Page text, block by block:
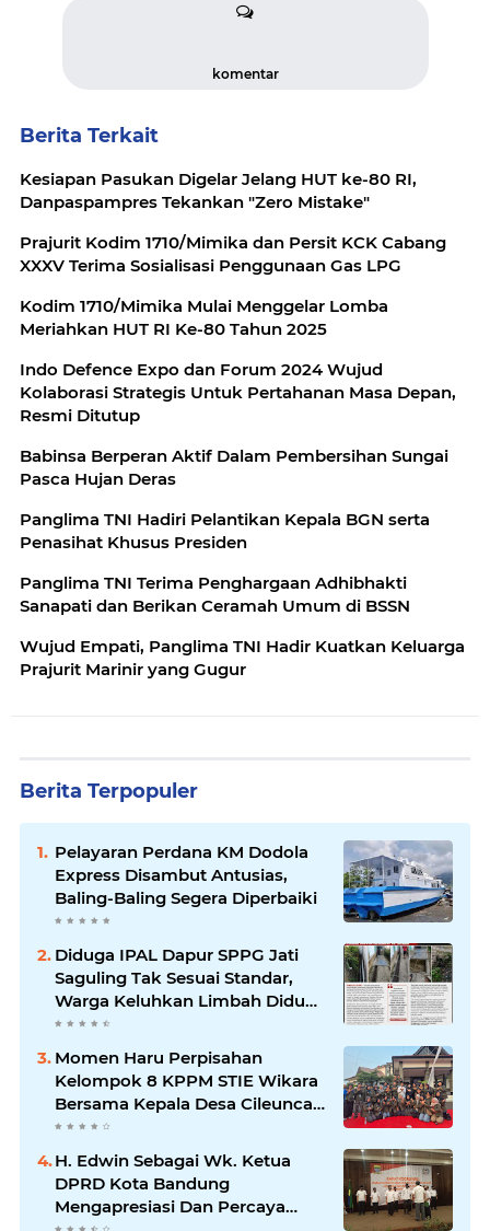
komentar
Berita Terkait
Kesiapan Pasukan Digelar Jelang HUT ke-80 RI,
Danpaspampres Tekankan "Zero Mistake"
Prajurit Kodim 1710/Mimika dan Persit KCK Cabang
XXXV Terima Sosialisasi Penggunaan Gas LPG
Kodim 1710/Mimika Mulai Menggelar Lomba
Meriahkan HUT RI Ke-80 Tahun 2025
Indo Defence Expo dan Forum 2024 Wujud
Kolaborasi Strategis Untuk Pertahanan Masa Depan,
Resmi Ditutup
Babinsa Berperan Aktif Dalam Pembersihan Sungai
Pasca Hujan Deras
Panglima TNI Hadiri Pelantikan Kepala BGN serta
Penasihat Khusus Presiden
Panglima TNI Terima Penghargaan Adhibhakti
Sanapati dan Berikan Ceramah Umum di BSSN
Wujud Empati, Panglima TNI Hadir Kuatkan Keluarga
Prajurit Marinir yang Gugur
Berita Terpopuler
Pelayaran Perdana KM Dodola
Express Disambut Antusias,
Baling-Baling Segera Diperbaiki
Diduga IPAL Dapur SPPG Jati
Saguling Tak Sesuai Standar,
Warga Keluhkan Limbah Diduga
Mengalir ke Sungai
Momen Haru Perpisahan
Kelompok 8 KPPM STIE Wikara
Bersama Kepala Desa Cileunca
di Kecamatan Bojong
H. Edwin Sebagai Wk. Ketua
DPRD Kota Bandung
Mengapresiasi Dan Percaya